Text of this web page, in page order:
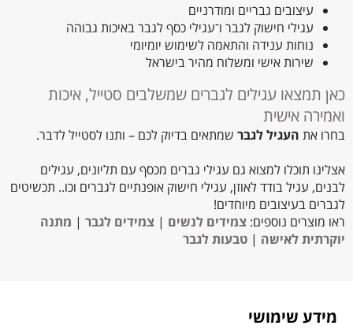
עיצובים גבריים ומודרניים
עגילי חישוק לגבר ו־עגילי כסף לגבר באיכות גבוהה
נוחות ענידה והתאמה לשימוש יומיומי
שירות אישי ומשלוח מהיר בישראל
כאן תמצאו עגילים לגברים שמשלבים סטייל, איכות
ואמירה אישית
בחרו את העגיל לגבר שמתאים בדיוק לכם – ותנו לסטייל לדבר.
אצלינו תוכלו למצוא גם עגילי גברים מכסף עם תליונים, עגילים
לבנים, עגיל בודד לאוזן, עגילי חישוק אופנתיים לגברים וכו.. תכשיטים
לגברים בעיצובים מיוחדים!
ראו מוצרים נוספים: צמידים לנשים | צמידים לגבר | מתנה
יוקרתית לאישה | טבעות לגבר
מידע שימושי